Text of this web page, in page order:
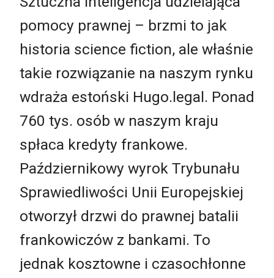
pomocy prawnej – brzmi to jak
historia science fiction, ale właśnie
takie rozwiązanie na naszym rynku
wdraża estoński Hugo.legal. Ponad
760 tys. osób w naszym kraju
spłaca kredyty frankowe.
Październikowy wyrok Trybunału
Sprawiedliwości Unii Europejskiej
otworzył drzwi do prawnej batalii
frankowiczów z bankami. To
jednak kosztowne i czasochłonne